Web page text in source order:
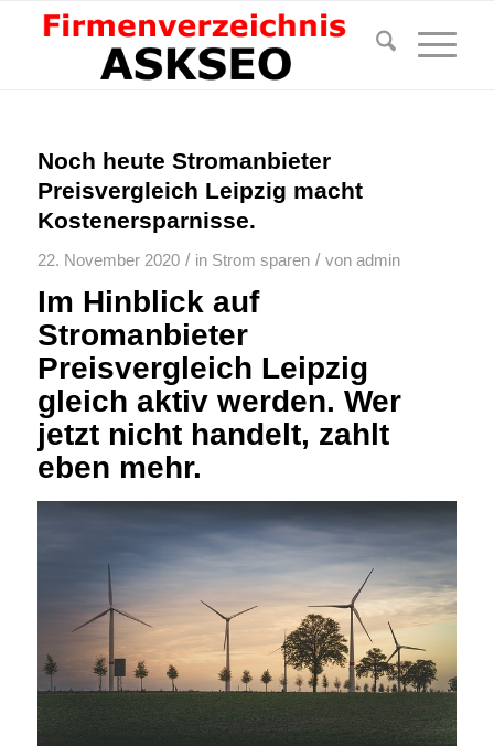
Noch heute Stromanbieter
Preisvergleich Leipzig macht
Kostenersparnisse.
22. November 2020 / in Strom sparen / von admin
Im Hinblick auf
Stromanbieter
Preisvergleich Leipzig
gleich aktiv werden. Wer
jetzt nicht handelt, zahlt
eben mehr.